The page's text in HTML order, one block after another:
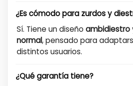
¿Es cómodo para zurdos y
Sí. Tiene un diseño ambidiestro
normal, pensado para
distintos usuarios.
¿Qué garantía tiene?